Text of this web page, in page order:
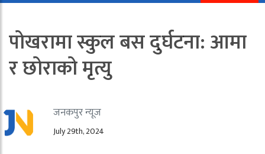
पोखरामा स्कुल बस दुर्घटना: आमा
र छोराको मृत्यु
जनकपुर न्यूज
July 29th, 2024